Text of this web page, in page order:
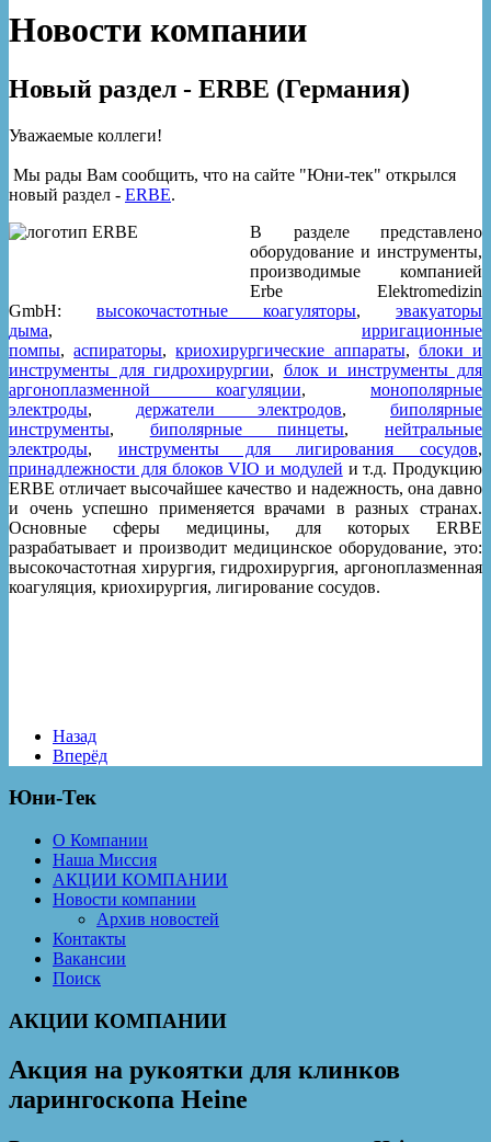
Новости компании
Новый раздел - ERBE (Германия)
Уважаемые коллеги!
Мы рады Вам сообщить, что на сайте "Юни-тек" открылся
новый раздел - ERBE.
В разделе представлено
оборудование и инструменты,
производимые компанией
Erbe Elektromedizin
GmbH: высокочастотные коагуляторы, эвакуаторы
дыма, ирригационные
помпы,аспираторы,криохирургические аппараты, блоки и
инструменты для гидрохирургии, блок и инструменты для
аргоноплазменной коагуляции, монополярные
электроды, держатели электродов,биполярные
инструменты, биполярные пинцеты,нейтральные
электроды, инструменты для лигирования сосудов,
принадлежности для блоков VIO и модулей и т.д. Продукцию
ERBE отличает высочайшее качество и надежность, она давно
и очень успешно применяется врачами в разных странах.
Основные сферы медицины, для которых ERBE
разрабатывает и производит медицинское оборудование, это:
высокочастотная хирургия, гидрохирургия, аргоноплазменная
коагуляция, криохирургия, лигирование сосудов.
Назад
Вперёд
Юни-Тек
О Компании
Наша Миссия
АКЦИИ КОМПАНИИ
Новости компании
Архив новостей
Контакты
Вакансии
Поиск
АКЦИИ КОМПАНИИ
Акция на рукоятки для клинков
ларингоскопа Heine